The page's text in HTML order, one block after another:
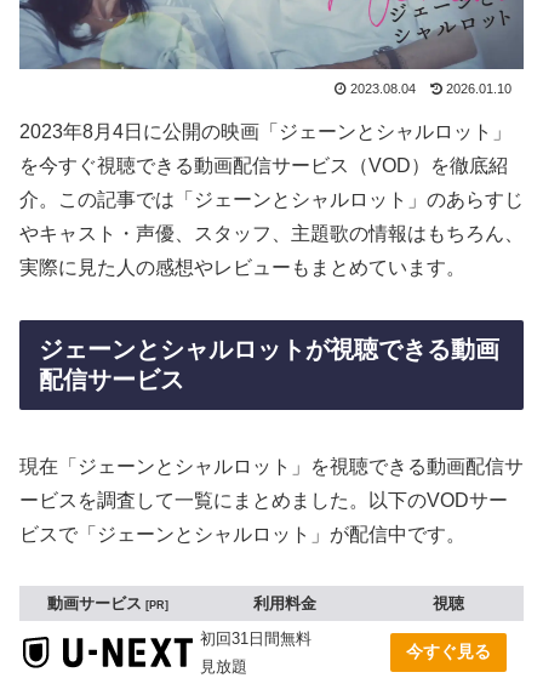
2023.08.04 2026.01.10
2023年8月4日に公開の映画「ジェーンとシャルロット」
を今すぐ視聴できる動画配信サービス（VOD）を徹底紹
介。この記事では「ジェーンとシャルロット」のあらすじ
やキャスト・声優、スタッフ、主題歌の情報はもちろん、
実際に見た人の感想やレビューもまとめています。
ジェーンとシャルロットが視聴できる動画
配信サービス
現在「ジェーンとシャルロット」を視聴できる動画配信サ
ービスを調査して一覧にまとめました。以下のVODサー
ビスで「ジェーンとシャルロット」が配信中です。
動画サービス PR 利用料金
視聴
初回31日間無料
見放題
今すぐ見る